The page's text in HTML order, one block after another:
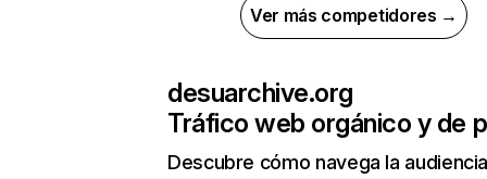
Ver más competidores →
desuarchive.org
Tráfico web orgánico y de
Descubre cómo navega la